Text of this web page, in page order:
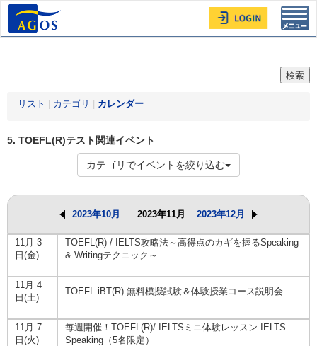
リスト カテゴリ カレンダー
5. TOEFL(R)テスト関連イベント
カテゴリでイベントを絞り込む
2023年10月 2023年11月 2023年12月
11月 3
日(金)
TOEFL(R) / IELTS攻略法～高得点のカギを握るSpeaking
& Writingテクニック～
11月 4
日(土)
TOEFL iBT(R) 無料模擬試験＆体験授業コース説明会
11月 7
日(火)
毎週開催！TOEFL(R)/ IELTSミニ体験レッスン IELTS
Speaking（5名限定）